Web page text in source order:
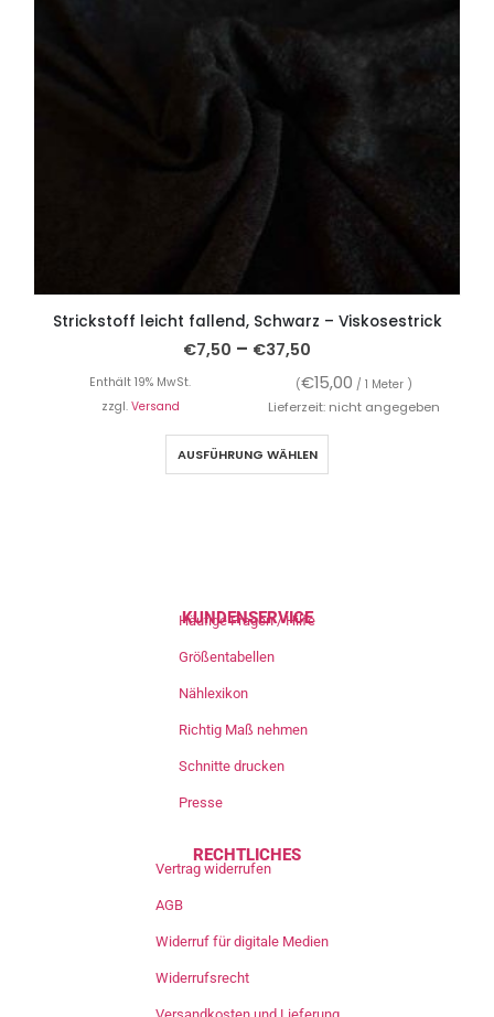
Strickstoff leicht fallend, Schwarz – Viskosestrick
€7,50 – €37,50
Enthält 19% MwSt. (€15,00 / 1 Meter )
zzgl. Versand Lieferzeit: nicht angegeben
AUSFÜHRUNG WÄHLEN
KUNDENSERVICE
Häufige Fragen / Hilfe
Größentabellen
Nählexikon
Richtig Maß nehmen
Schnitte drucken
Presse
RECHTLICHES
Vertrag widerrufen
AGB
Widerruf für digitale Medien
Widerrufsrecht